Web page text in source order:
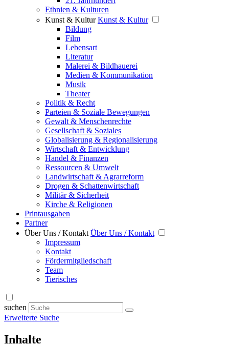
Ethnien & Kulturen
Kunst & Kultur Kunst & Kultur
Bildung
Film
Lebensart
Literatur
Malerei & Bildhauerei
Medien & Kommunikation
Musik
Theater
Politik & Recht
Parteien & Soziale Bewegungen
Gewalt & Menschenrechte
Gesellschaft & Soziales
Globalisierung & Regionalisierung
Wirtschaft & Entwicklung
Handel & Finanzen
Ressourcen & Umwelt
Landwirtschaft & Agrarreform
Drogen & Schattenwirtschaft
Militär & Sicherheit
Kirche & Religionen
Printausgaben
Partner
Über Uns / Kontakt Über Uns / Kontakt
Impressum
Kontakt
Fördermitgliedschaft
Team
Tierisches
suchen
Erweiterte Suche
Inhalte